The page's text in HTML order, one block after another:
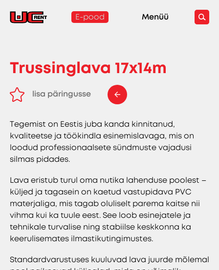
E-pood Menüü
Trussinglava 17x14m
lisa päringusse
Tegemist on Eestis juba kanda kinnitanud,
kvaliteetse ja töökindla esinemislavaga, mis on
loodud professionaalsete sündmuste vajadusi
silmas pidades.
Lava eristub turul oma nutika lahenduse poolest –
küljed ja tagasein on kaetud vastupidava PVC
materjaliga, mis tagab oluliselt parema kaitse nii
vihma kui ka tuule eest. See loob esinejatele ja
tehnikale turvalise ning stabiilse keskkonna ka
keerulisemates ilmastikutingimustes.
Standardvarustuses kuuluvad lava juurde mõlemal